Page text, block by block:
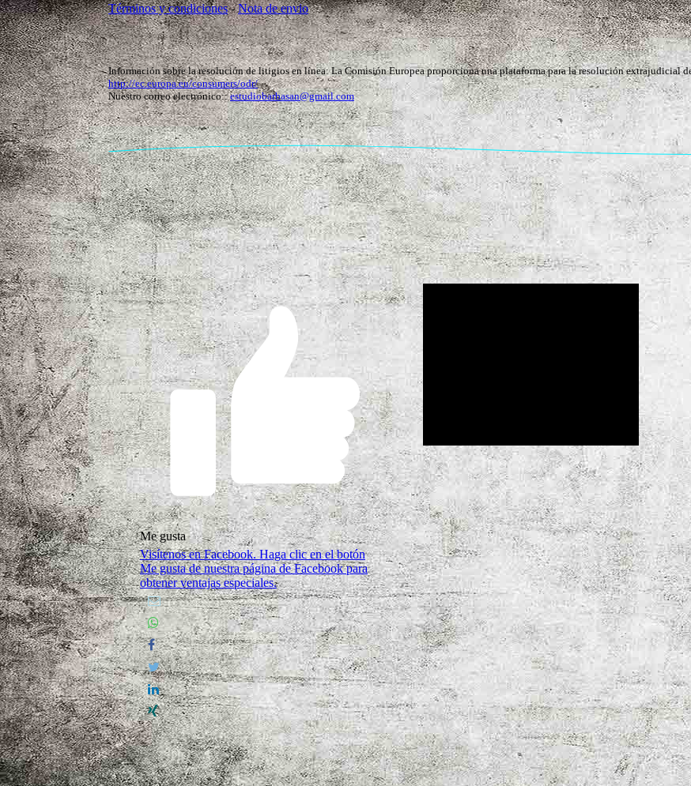
Términos y condiciones-Nota de envio
Información sobre la resolución de litigios en línea: La Comisión Europea proporciona una plataforma para la resolución extrajudicial
http://ec.europa.eu/consumers/odr/
Nuestro correo electrónico::estudiobarbasan@gmail.com
Me gusta
Visítenos en Facebook. Haga clic en el botón
Me gusta de nuestra página de Facebook para
obtener ventajas especiales.